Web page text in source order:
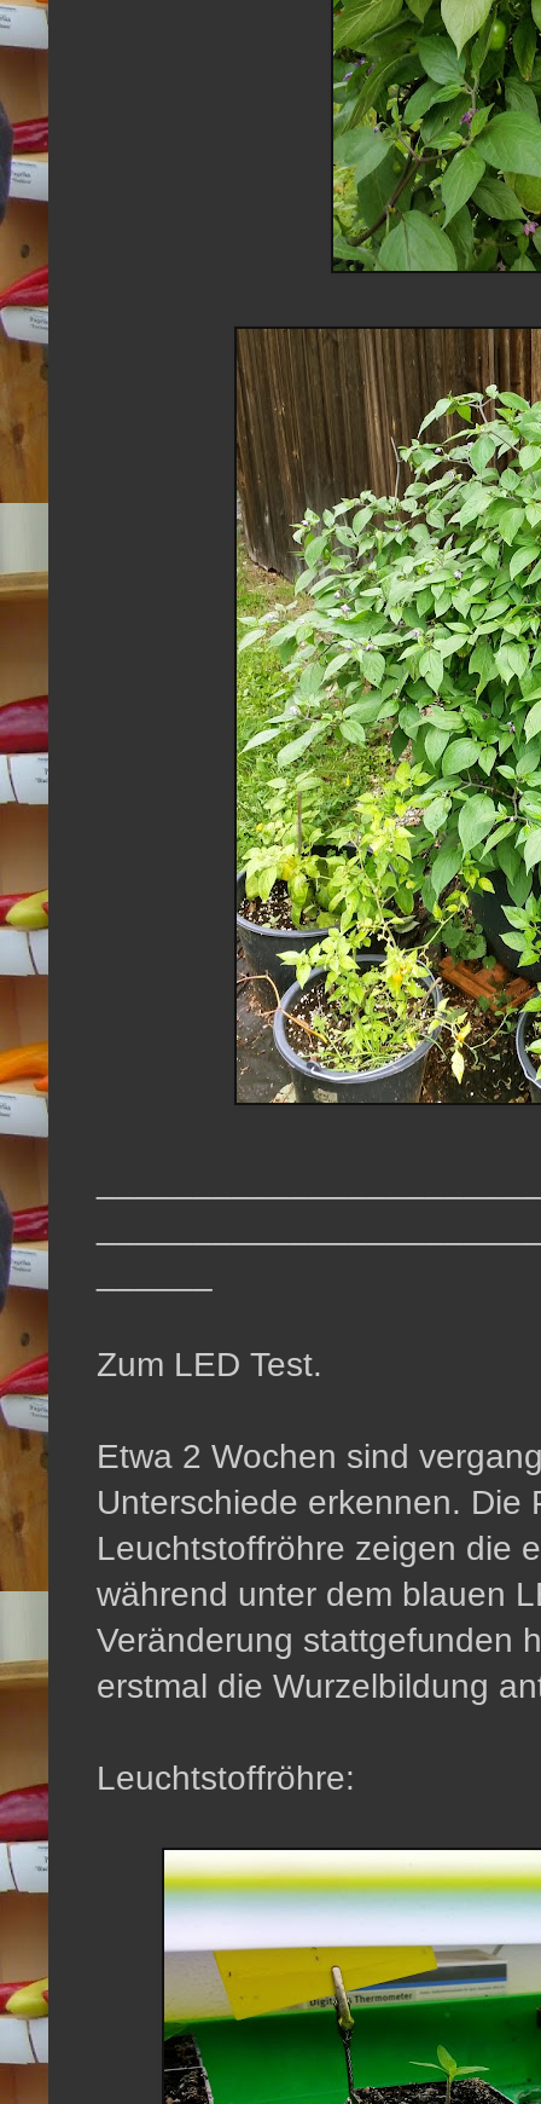
Zum LED Test.
Etwa 2 Wochen sind
Unterschiede erkennen. Die
Leuchtstoffröhre zeigen die
während unter dem blauen
Veränderung stattgefunden
erstmal die Wurzelbildung
Leuchtstoffröhre: